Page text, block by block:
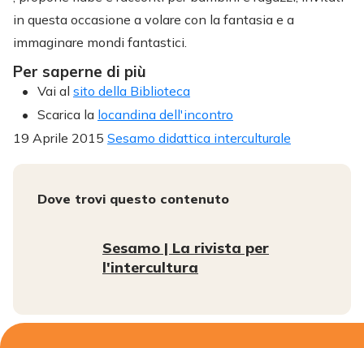
in questa occasione a volare con la fantasia e a
immaginare mondi fantastici.
Per saperne di più
Vai al sito della Biblioteca
Scarica la locandina dell'incontro
19 Aprile 2015 Sesamo didattica interculturale
Dove trovi questo contenuto
Sesamo | La rivista per
l'intercultura